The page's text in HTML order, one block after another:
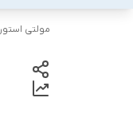
مولتی استور